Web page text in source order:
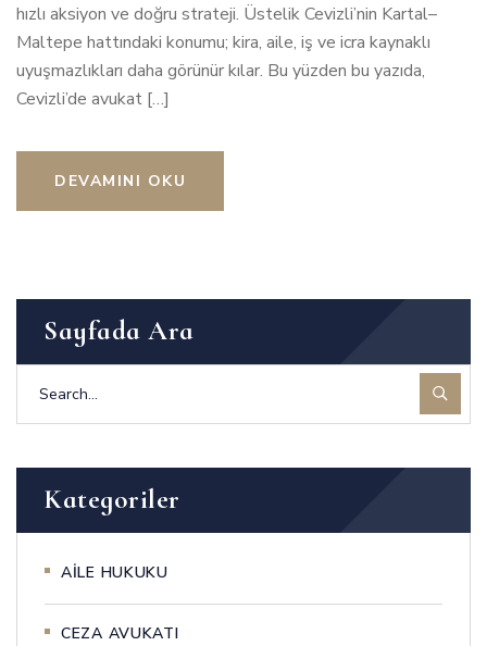
hızlı aksiyon ve doğru strateji. Üstelik Cevizli’nin Kartal–
Maltepe hattındaki konumu; kira, aile, iş ve icra kaynaklı
uyuşmazlıkları daha görünür kılar. Bu yüzden bu yazıda,
Cevizli’de avukat […]
DEVAMINI OKU
Sayfada Ara
Kategoriler
AİLE HUKUKU
CEZA AVUKATI